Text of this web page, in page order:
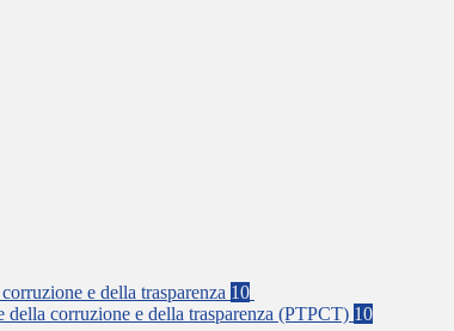
e della trasparenza 10
della corruzione e della trasparenza (PTPCT) 10